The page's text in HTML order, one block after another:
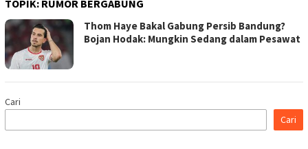
TOPIK: RUMOR BERGABUNG
Thom Haye Bakal Gabung Persib Bandung?
Bojan Hodak: Mungkin Sedang dalam Pesawat
Cari
Cari